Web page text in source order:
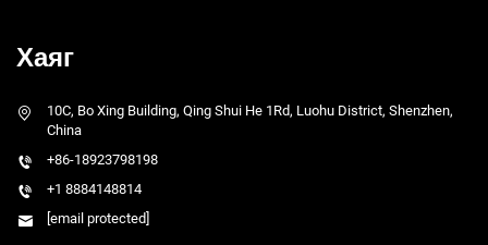
Хаяг
10C, Bo Xing Building, Qing Shui He 1Rd, Luohu District, Shenzhen,
China
+86-18923798198
+1 8884148814
[email protected]